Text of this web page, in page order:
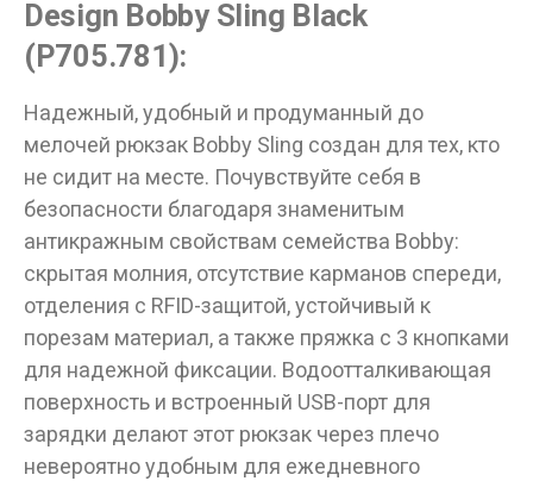
Design Bobby Sling Black
(P705.781):
Надежный, удобный и продуманный до
мелочей рюкзак Bobby Sling создан для тех, кто
не сидит на месте. Почувствуйте себя в
безопасности благодаря знаменитым
антикражным свойствам семейства Bobby:
скрытая молния, отсутствие карманов спереди,
отделения с RFID-защитой, устойчивый к
порезам материал, а также пряжка с 3 кнопками
для надежной фиксации. Водоотталкивающая
поверхность и встроенный USB-порт для
зарядки делают этот рюкзак через плечо
невероятно удобным для ежедневного
ДА НЕТ